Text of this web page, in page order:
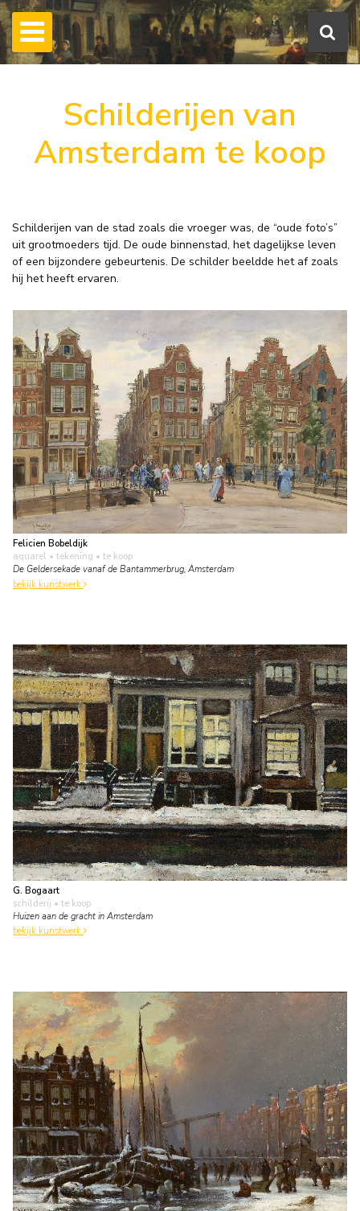
Schilderijen van
Amsterdam te koop
Schilderijen van de stad zoals die vroeger was, de “oude foto’s”
uit grootmoeders tijd. De oude binnenstad, het dagelijkse leven
of een bijzondere gebeurtenis. De schilder beeldde het af zoals
hij het heeft ervaren.
Felicien Bobeldijk
aquarel • tekening • te koop
De Geldersekade vanaf de Bantammerbrug, Amsterdam
bekijk kunstwerk
G. Bogaart
schilderij • te koop
Huizen aan de gracht in Amsterdam
bekijk kunstwerk